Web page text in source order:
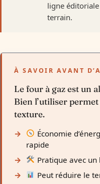
ligne
terrain.
À SAVOIR AVANT
Le four à gaz est un
Bien l’utiliser
texture.
Économie
rapide
Pratique avec
Peut réduire le